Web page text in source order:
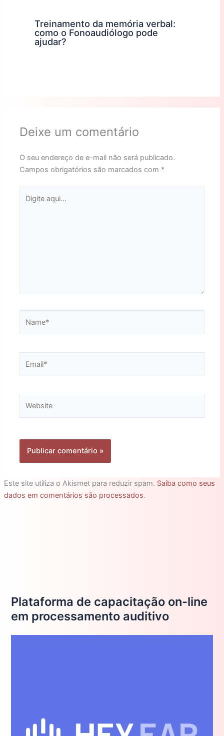
Treinamento da memória verbal:
como o Fonoaudiólogo pode
ajudar?
Deixe um comentário
O seu endereço de e-mail não será publicado.
Campos obrigatórios são marcados com *
aqui...
Este site utiliza o Akismet para reduzir spam. Saiba como seus
dados em comentários são processados.
Plataforma de capacitação on-line
em processamento auditivo